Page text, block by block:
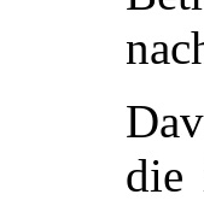
die